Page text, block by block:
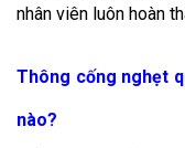
nhân viên luôn hoàn
Thông cống nghẹt
nào?